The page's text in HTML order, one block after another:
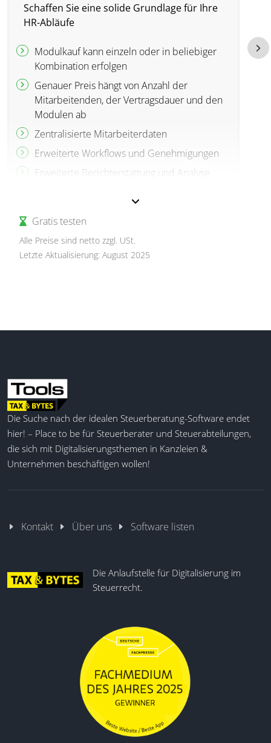
Schaffen Sie eine solide Grundlage für Ihre
HR-Abläufe
Modulkauf kann einzeln oder in beliebiger
Kombination erfolgen
Genauer Preis hängt von Anzahl der
Mitarbeitenden, der Vertragsdauer und den
Modulen ab
Zentralisierte Mitarbeiterdaten
Erweiterte Workflows und Genehmigungen
Erweiterte Berichterstattung und Analyse
Gehaltsabrechnung
Gratis testen
Alle Preise sind netto zzgl. USt.
Letzte Aktualisierung: August 2025
Die Suche nach der idealen Steuerberatung-Software endet
hier! – Place to be für Steuerberater und Steuerabteilungen,
die sich mit Digitalisierungsthemen in Kanzleien &
Unternehmen beschäftigen wollen!
Kontakt Über uns Software listen
Die Anlaufstelle für Digitalisierung im
Steuerrecht.